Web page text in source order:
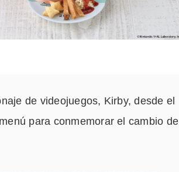
de videojuegos, Kirby, desde el
para conmemorar el cambio de